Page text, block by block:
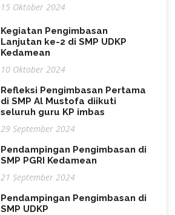
15 Oktober 2024
Kegiatan Pengimbasan
Lanjutan ke-2 di SMP UDKP
Kedamean
10 Oktober 2024
Refleksi Pengimbasan Pertama
di SMP Al Mustofa diikuti
seluruh guru KP imbas
29 September 2024
Pendampingan Pengimbasan di
SMP PGRI Kedamean
21 September 2024
Pendampingan Pengimbasan di
SMP UDKP